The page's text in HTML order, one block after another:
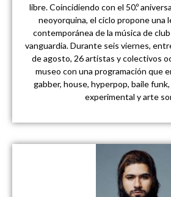
libre. Coincidiendo con el 50.º
neoyorquina, el ciclo propone una
contemporánea de la música de
vanguardia. Durante seis viernes,
de agosto, 26 artistas y colectivos
museo con una programación que
gabber, house, hyperpop, baile
experimental y arte